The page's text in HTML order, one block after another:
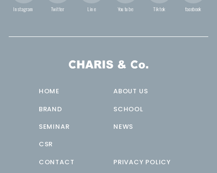
Instagram Twitter Line Youtube Tiktok facebook
HOME
ABOUT US
BRAND
SCHOOL
SEMINAR
NEWS
CSR
CONTACT
PRIVACY POLICY